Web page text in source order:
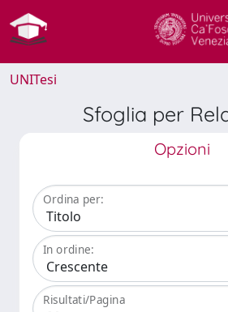
UNITesi
Sfoglia per
Opzioni
Ordina per:
In ordine:
Risultati/Pagina